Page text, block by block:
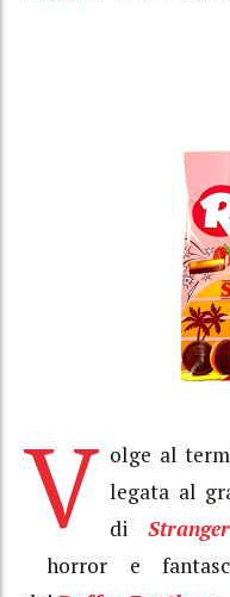
V olge al
legata al
di
horror e